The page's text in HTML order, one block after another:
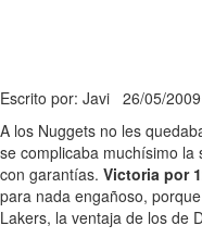
Escrito por: Javi 26/05/2009
A los Nuggets no les
se complicaba muchísimo
con garantías. Victoria por
para nada engañoso,
Lakers, la ventaja de los de